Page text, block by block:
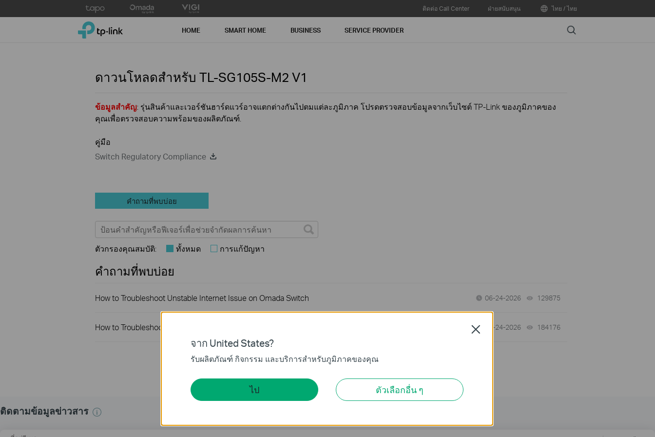
to
ติดต่อ Call Center ฝ่ายสนับสนุน ไทย / ไทย
TP-Link, Reliably Smart HOME SMART HOME BUSINESS SERVICE PROVIDER Search
ดาวนโหลดสำหรับ TL-SG105S-M2 V1
ข้อมูลสำคัญ: รุ่นสินค้าและเวอร์ชันฮาร์ดแวร์อาจแตกต่างกันไปตมแต่ละภูมิภาค โปรดตรวจสอบข้อมูลจากเว็บไซต์ TP-Link ของภูมิภาคของ
คุณเพื่อตรวจสอบความพร้อมของผลิตภัณฑ์.
คู่มือ
Switch Regulatory Compliance
คำถามที่พบบ่อย
ตัวกรองคุณสมบัติ: ทั้งหมด การแก้ปัญหา
คำถามที่พบบ่อย
How to Troubleshoot Unstable Internet Issue on Omada Switch 06-24-2026 129875
How to Troubleshoot No Internet Issue on Omada Switch 06-24-2026 184176
ติดตามข้อมูลข่าวสาร
จาก United States?
รับผลิตภัณฑ์ กิจกรรม และบริการสำหรับภูมิภาคของคุณ
ไป ตัวเลือกอื่น ๆ
Close